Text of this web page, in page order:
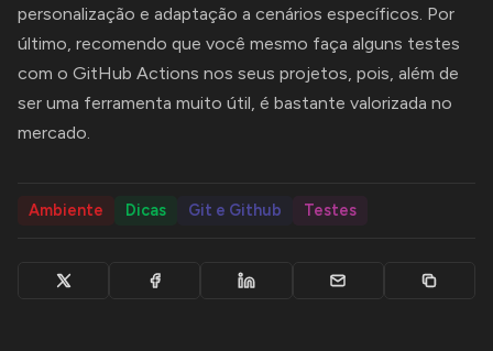
personalização e adaptação a cenários específicos. Por
último, recomendo que você mesmo faça alguns testes
com o GitHub Actions nos seus projetos, pois, além de
ser uma ferramenta muito útil, é bastante valorizada no
mercado.
Ambiente Dicas Git e Github Testes